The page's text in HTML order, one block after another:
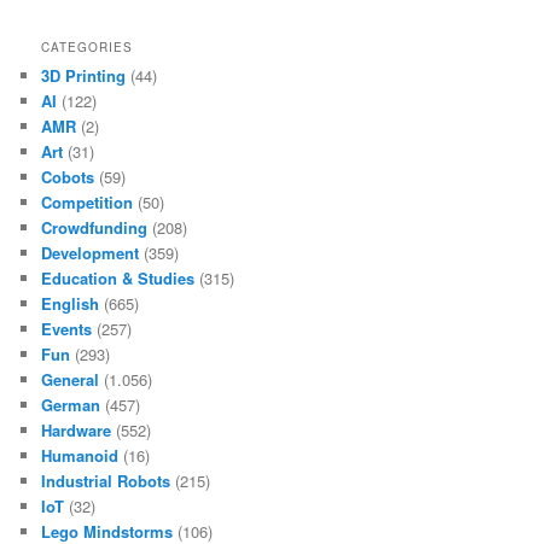
CATEGORIES
3D Printing (44)
AI (122)
AMR (2)
Art (31)
Cobots (59)
Competition (50)
Crowdfunding (208)
Development (359)
Education & Studies (315)
English (665)
Events (257)
Fun (293)
General (1.056)
German (457)
Hardware (552)
Humanoid (16)
Industrial Robots (215)
IoT (32)
Lego Mindstorms (106)